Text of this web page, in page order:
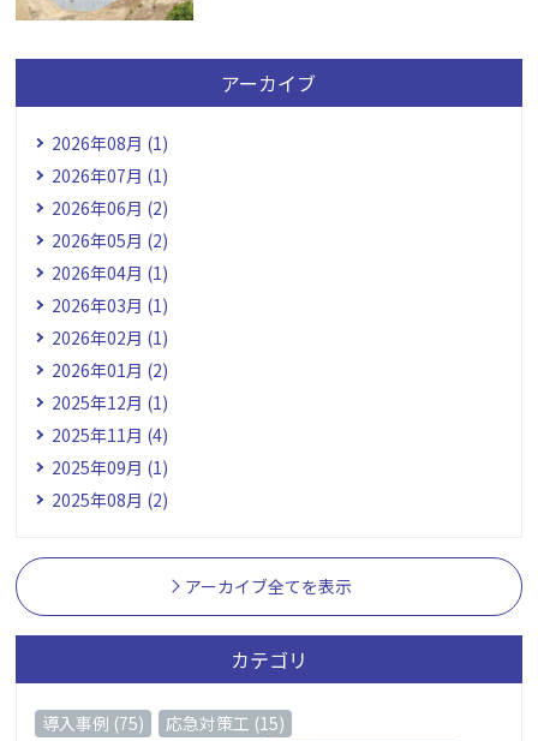
アーカイブ
2026年08月 (1)
2026年07月 (1)
2026年06月 (2)
2026年05月 (2)
2026年04月 (1)
2026年03月 (1)
2026年02月 (1)
2026年01月 (2)
2025年12月 (1)
2025年11月 (4)
2025年09月 (1)
2025年08月 (2)
アーカイブ全てを表示
カテゴリ
導入事例 (75)
応急対策工 (15)